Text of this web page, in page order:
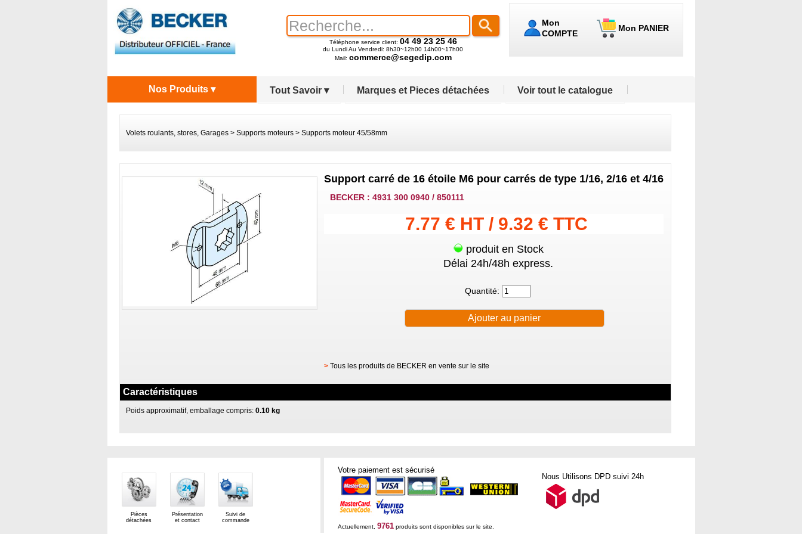
Mon
COMPTE
Mon PANIER
Téléphone service client: 04 49 23 25 46
du Lundi Au Vendredi: 8h30~12h00 14h00~17h00
Mail: commerce@segedip.com
Tout Savoir ▾ Marques et Pieces détachées Voir tout le catalogue
Nos Produits ▾
Volets roulants, stores, Garages> Supports moteurs> Supports moteur 45/58mm
Support carré de 16 étoile M6 pour carrés de type 1/16, 2/16 et 4/16
BECKER : 4931 300 0940 / 850111
7.77 € HT / 9.32 € TTC
produit en Stock
Délai 24h/48h express.
Quantité:
> Tous les produits de BECKER en vente sur le site
Caractéristiques
Poids approximatif, emballage compris:0.10 kg
Pièces
détachées
Présentation
et contact
Suivi de
commande
Votre paiement est sécurisé
Nous Utilisons DPD suivi 24h
Actuellement, 9761produits sont disponibles sur le site.